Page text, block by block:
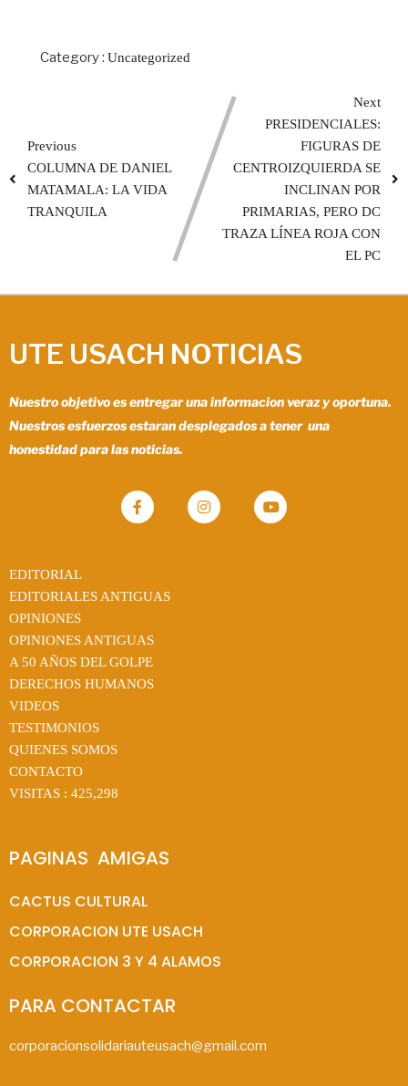
Category : Uncategorized
Previous
COLUMNA DE DANIEL
MATAMALA: LA VIDA
TRANQUILA
Next
PRESIDENCIALES:
FIGURAS DE
CENTROIZQUIERDA SE
INCLINAN POR
PRIMARIAS, PERO DC
TRAZA LÍNEA ROJA CON
EL PC
UTE USACH NOTICIAS
Nuestro objetivo es entregar una informacion veraz y oportuna.
Nuestros esfuerzos estaran desplegados a tener una
honestidad para las noticias.
EDITORIAL
EDITORIALES ANTIGUAS
OPINIONES
OPINIONES ANTIGUAS
A 50 AÑOS DEL GOLPE
DERECHOS HUMANOS
VIDEOS
TESTIMONIOS
QUIENES SOMOS
CONTACTO
VISITAS : 425,298
PAGINAS  AMIGAS
CACTUS CULTURAL
CORPORACION UTE USACH
CORPORACION 3 Y 4 ALAMOS
PARA CONTACTAR
corporacionsolidariauteusach@gmail.com